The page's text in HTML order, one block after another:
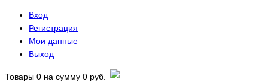
Вход
Регистрация
Мои данные
Выход
Товары 0 на сумму 0 руб.